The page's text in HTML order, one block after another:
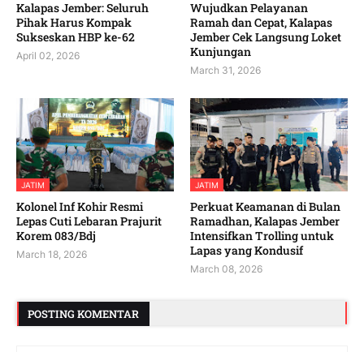
Kalapas Jember: Seluruh
Pihak Harus Kompak
Sukseskan HBP ke-62
April 02, 2026
Wujudkan Pelayanan
Ramah dan Cepat, Kalapas
Jember Cek Langsung Loket
Kunjungan
March 31, 2026
JATIM
Kolonel Inf Kohir Resmi
Lepas Cuti Lebaran Prajurit
Korem 083/Bdj
March 18, 2026
JATIM
Perkuat Keamanan di Bulan
Ramadhan, Kalapas Jember
Intensifkan Trolling untuk
Lapas yang Kondusif
March 08, 2026
POSTING KOMENTAR